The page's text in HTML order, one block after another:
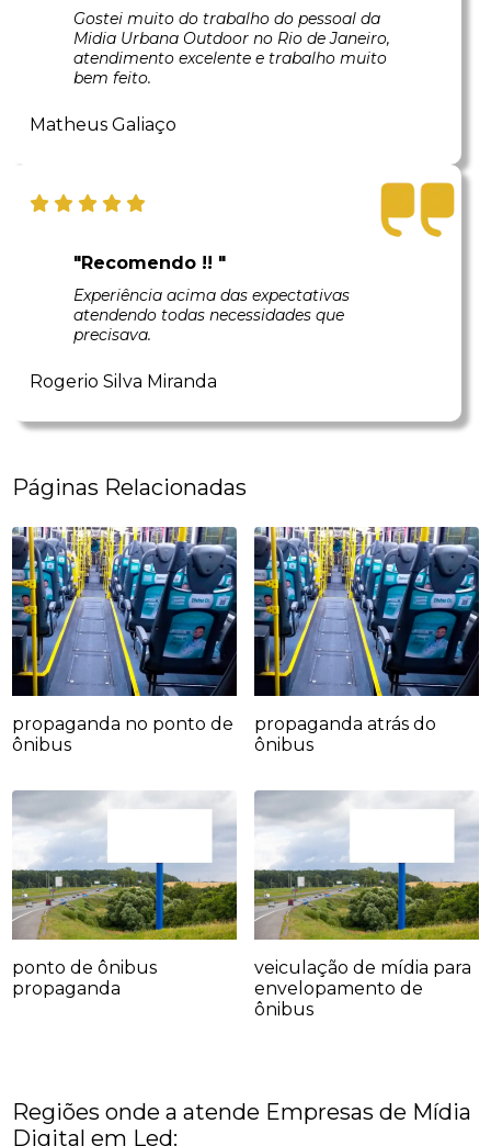
Gostei muito do trabalho do pessoal da
Midia Urbana Outdoor no Rio de Janeiro,
atendimento excelente e trabalho muito
bem feito.
Matheus Galiaço
"Recomendo !! "
Experiência acima das expectativas
atendendo todas necessidades que
precisava.
Rogerio Silva Miranda
Páginas Relacionadas
propaganda no ponto de
ônibus
propaganda atrás do
ônibus
ponto de ônibus
propaganda
veiculação de mídia para
envelopamento de
ônibus
Regiões onde a atende Empresas de Mídia
Digital em Led: